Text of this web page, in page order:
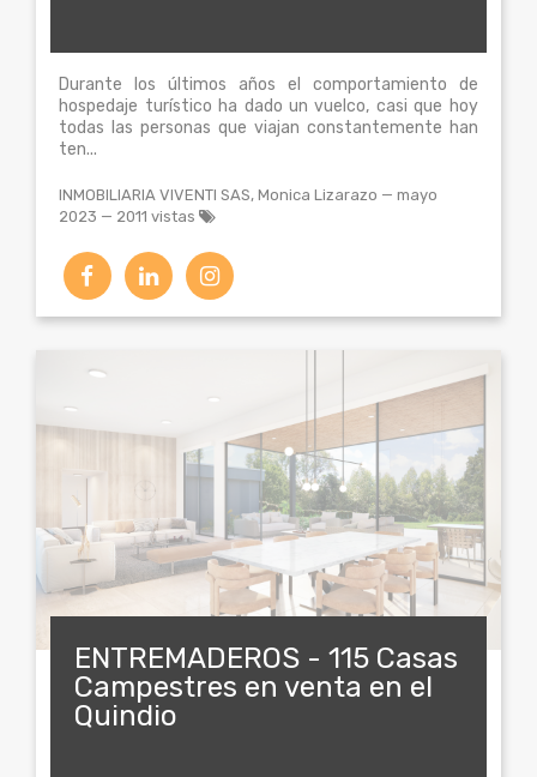
Durante los últimos años el comportamiento de
hospedaje turístico ha dado un vuelco, casi que hoy
todas las personas que viajan constantemente han
ten...
INMOBILIARIA VIVENTI SAS, Monica Lizarazo —mayo
2023 — 2011 vistas
ENTREMADEROS - 115 Casas
Campestres en venta en el
Quindio